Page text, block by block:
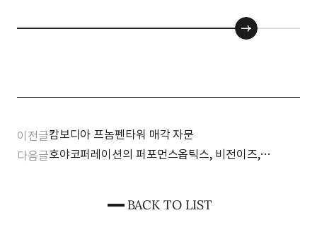
이전글캄보디아 프놈펜타워 매각 자문
BACK TO LIST
다음글호야코퍼레이션의 퍼포먼스옵틱스, 비전이즈,